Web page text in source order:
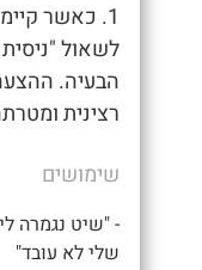
1. כאשר
לשאול
הבעיה.
רצינית
שימושים
- "שיט נגמרה
שלי לא עובד"